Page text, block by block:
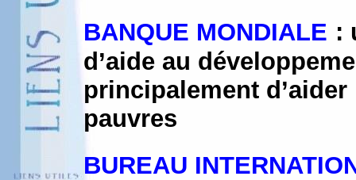
BANQUE MONDIALE :
d’aide au
principalement
pauvres
BUREAU